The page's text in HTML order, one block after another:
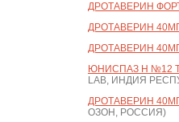
ДРОТАВЕРИН
ДРОТАВЕРИН
ДРОТАВЕРИН
ЮНИСПАЗ Н №12
LAB, ИНДИЯ
ДРОТАВЕРИН
ОЗОН, РОССИЯ)